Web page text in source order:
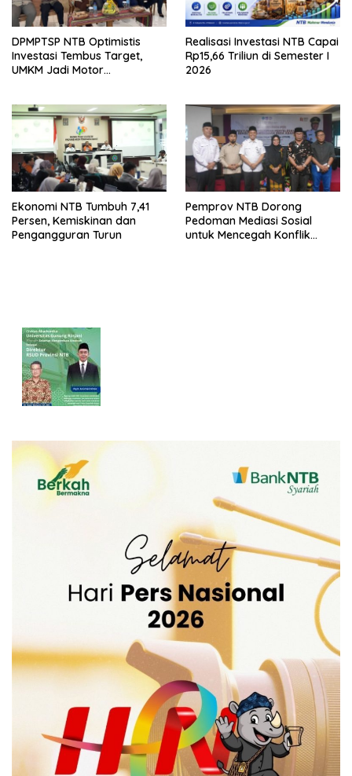
DPMPTSP NTB Optimistis
Investasi Tembus Target,
UMKM Jadi Motor
Realisasi Investasi NTB Capai
Rp15,66 Triliun di Semester I
2026
Ekonomi NTB Tumbuh 7,41
Persen, Kemiskinan dan
Pengangguran Turun
Pemprov NTB Dorong
Pedoman Mediasi Sosial
untuk Mencegah Konflik